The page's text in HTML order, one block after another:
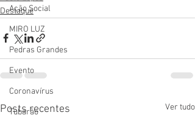
Ação Social
MIRO LUZ
Pedras Grandes
Evento
Coronavírus
Tubarão
Destaque
Posts recentes Ver tudo